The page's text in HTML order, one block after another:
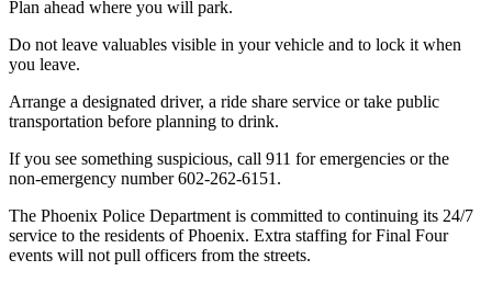
Plan ahead where you will park.
Do not leave valuables visible in your vehicle and to lock it when
you leave.
Arrange a designated driver, a ride share service or take public
transportation before planning to drink.
If you see something suspicious, call 911 for emergencies or the
non-emergency number 602-262-6151.
The Phoenix Police Department is committed to continuing its 24/7
service to the residents of Phoenix. Extra staffing for Final Four
events will not pull officers from the streets.